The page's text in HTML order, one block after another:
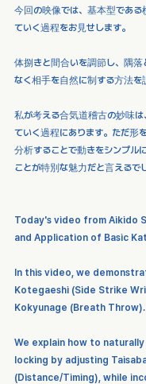
今回の映像では、基本型であ
ていく過程をお見せします。
体捌きと間合いを調節し、隅落
なく相手を自然に制する方法を
私が考える合気道稽古の妙味
ていく過程にあります。ただ形
分析することで動きをシンプル
ことが特別な魅力だと言えるで
Today's video from Aikido
and Application of Basic
In this video, we
Kotegaeshi (Side Strike
Kokyunage (Breath Throw).
We explain how to
locking by adjusting
(Distance/Timing), while